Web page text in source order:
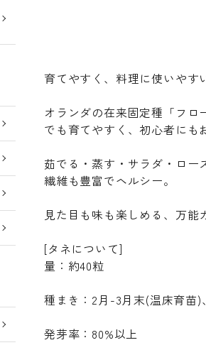
育てやすく、料理に使いやす
オランダの在来固定種「フ
でも育てやすく、初心者にも
茹でる・蒸す・サラダ・ロー
繊維も豊富でヘルシー。
見た目も味も楽しめる、万能
[タネについて]
量：約40粒
種まき：2月-3月末(温床育苗)
発芽率：80%以上